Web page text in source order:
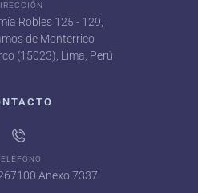
Robles 125 - 129,
de Monterrico
(15023), Lima, Perú
Anexo 7337